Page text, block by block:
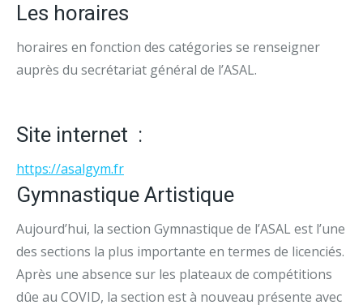
Les horaires
horaires en fonction des catégories se renseigner
auprès du secrétariat général de l’ASAL.
Site internet :
https://asalgym.fr
Gymnastique Artistique
Aujourd’hui, la section Gymnastique de l’ASAL est l’une
des sections la plus importante en termes de licenciés.
Après une absence sur les plateaux de compétitions
dûe au COVID, la section est à nouveau présente avec